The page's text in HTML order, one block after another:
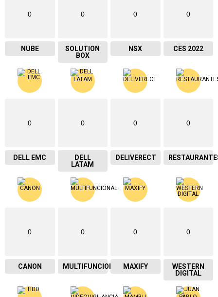
0
NUBE
0
SOLUTION
BOX
0
NSX
0
CES 2022
0
DELL EMC
0
DELL
LATAM
0
DELIVERECT
0
0
CANON
0
MULTIFUNCIONAL
0
MAXIFY
0
WESTERN
DIGITAL